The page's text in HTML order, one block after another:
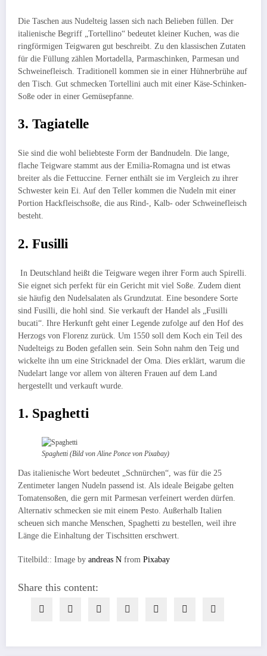
Die Taschen aus Nudelteig lassen sich nach Belieben füllen. Der
italienische Begriff „Tortellino“ bedeutet kleiner Kuchen, was die
ringförmigen Teigwaren gut beschreibt. Zu den klassischen Zutaten
für die Füllung zählen Mortadella, Parmaschinken, Parmesan und
Schweinefleisch. Traditionell kommen sie in einer Hühnerbrühe auf
den Tisch. Gut schmecken Tortellini auch mit einer Käse-Schinken-
Soße oder in einer Gemüsepfanne.
3. Tagiatelle
Sie sind die wohl beliebteste Form der Bandnudeln. Die lange,
flache Teigware stammt aus der Emilia-Romagna und ist etwas
breiter als die Fettuccine. Ferner enthält sie im Vergleich zu ihrer
Schwester kein Ei. Auf den Teller kommen die Nudeln mit einer
Portion Hackfleischsoße, die aus Rind-, Kalb- oder Schweinefleisch
besteht.
2. Fusilli
In Deutschland heißt die Teigware wegen ihrer Form auch Spirelli.
Sie eignet sich perfekt für ein Gericht mit viel Soße. Zudem dient
sie häufig den Nudelsalaten als Grundzutat. Eine besondere Sorte
sind Fusilli, die hohl sind. Sie verkauft der Handel als „Fusilli
bucati“. Ihre Herkunft geht einer Legende zufolge auf den Hof des
Herzogs von Florenz zurück. Um 1550 soll dem Koch ein Teil des
Nudelteigs zu Boden gefallen sein. Sein Sohn nahm den Teig und
wickelte ihn um eine Stricknadel der Oma. Dies erklärt, warum die
Nudelart lange vor allem von älteren Frauen auf dem Land
hergestellt und verkauft wurde.
1. Spaghetti
Spaghetti (Bild von Aline Ponce von Pixabay)
Das italienische Wort bedeutet „Schnürchen“, was für die 25
Zentimeter langen Nudeln passend ist. Als ideale Beigabe gelten
Tomatensoßen, die gern mit Parmesan verfeinert werden dürfen.
Alternativ schmecken sie mit einem Pesto. Außerhalb Italien
scheuen sich manche Menschen, Spaghetti zu bestellen, weil ihre
Länge die Einhaltung der Tischsitten erschwert.
Titelbild:: Image by andreas N from Pixabay
Share this content: